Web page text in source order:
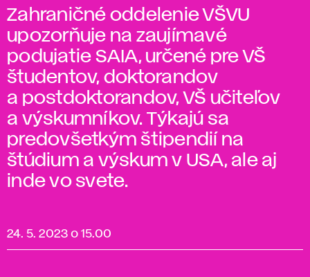
Zahraničné oddelenie VŠVU
upozorňuje na zaujímavé
podujatie SAIA, určené pre VŠ
študentov, doktorandov
a postdoktorandov, VŠ učiteľov
a výskumníkov. Týkajú sa
predovšetkým štipendií na
štúdium a výskum v USA, ale aj
inde vo svete.
24. 5. 2023 o 15.00